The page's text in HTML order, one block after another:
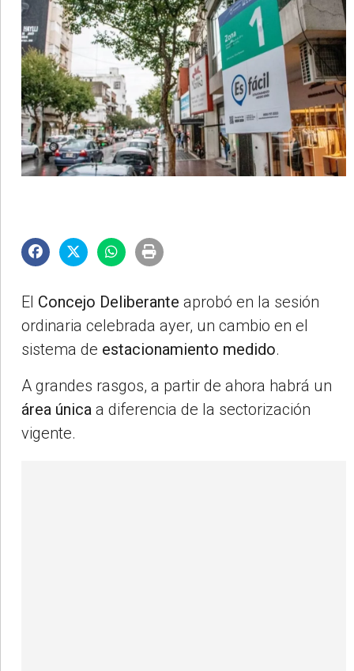
©2007/2026
El Concejo Deliberante aprobó en la sesión
ordinaria celebrada ayer, un cambio en el
sistema de estacionamiento medido.
A grandes rasgos, a partir de ahora habrá un
área única a diferencia de la sectorización
vigente.